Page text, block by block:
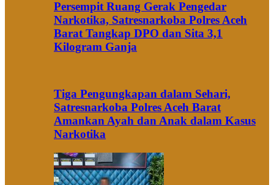
Persempit Ruang Gerak Pengedar
Narkotika, Satresnarkoba Polres Aceh
Barat Tangkap DPO dan Sita 3,1
Kilogram Ganja
Tiga Pengungkapan dalam Sehari,
Satresnarkoba Polres Aceh Barat
Amankan Ayah dan Anak dalam Kasus
Narkotika